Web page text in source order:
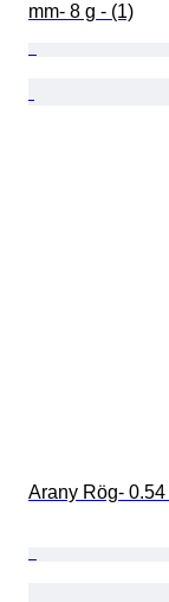
mm- 8 g - (1)
Arany Rög- 0.54